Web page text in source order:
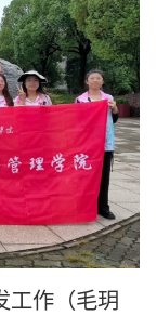
工作（毛玥